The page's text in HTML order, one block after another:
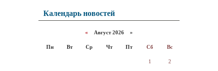
Календарь новостей
« Август 2026 »
Пн Вт Ср Чт Пт Сб Вс
1 2